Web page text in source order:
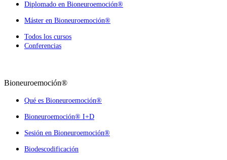
Diplomado en Bioneuroemoción®
Máster en Bioneuroemoción®
Todos los cursos
Conferencias
Bioneuroemoción®
Qué es Bioneuroemoción®
Bioneuroemoción® I+D
Sesión en Bioneuroemoción®
Biodescodificación